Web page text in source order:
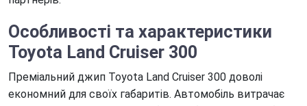
Особливості та характеристики
Toyota Land Cruiser 300
Преміальний джип Toyota Land Cruiser 300 доволі
економний для своїх габаритів. Автомобіль витрачає